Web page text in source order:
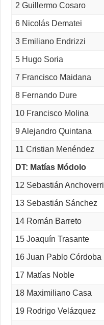
2 Guillermo Cosaro
6 Nicolás Dematei
3 Emiliano Endrizzi
5 Hugo Soria
7 Francisco Maidana
8 Fernando Dure
10 Francisco Molina
9 Alejandro Quintana
11 Cristian Menéndez
DT: Matías Módolo
12 Sebastián Anchoverri
13 Sebastián Sánchez
14 Román Barreto
15 Joaquín Trasante
16 Juan Pablo Córdoba
17 Matías Noble
18 Maximiliano Casa
19 Rodrigo Velázquez